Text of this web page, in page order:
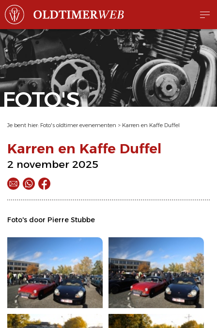
FOTO'S
Je bent hier: Foto's oldtimer evenementen > Karren en Kaffe Duffel
Karren en Kaffe Duffel
2 november 2025
Foto's door Pierre Stubbe